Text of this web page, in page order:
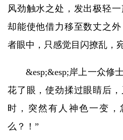
风劲触水之处，发出极轻
却能使他借力移至数丈之
者眼中，只感觉目闪撩乱，
&esp;&esp;岸上一众修
花了眼，使劲揉过眼睛后
时，突然有人神色一变
么？！”